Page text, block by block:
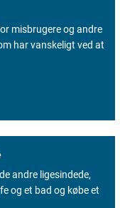
misbrugere og andre
har vanskeligt ved at
andre ligesindede,
og et bad og købe et